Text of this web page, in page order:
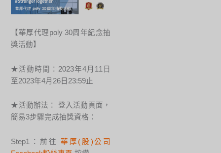
【華厚代理poly 30周年紀念抽
獎活動】
★活動時間：2023年4月11日
至2023年4月26日23:59止
★活動辦法： 登入活動頁面，
簡易3步驟完成抽獎資格：
Step1：前往 華厚(股)公司